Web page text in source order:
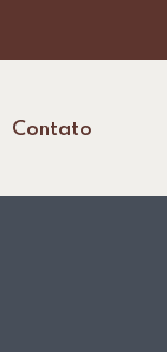
Contato